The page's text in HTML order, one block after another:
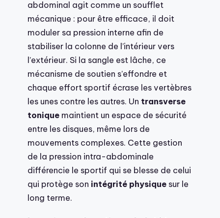
abdominal agit comme un soufflet
mécanique : pour être efficace, il doit
moduler sa pression interne afin de
stabiliser la colonne de l’intérieur vers
l’extérieur. Si la sangle est lâche, ce
mécanisme de soutien s’effondre et
chaque effort sportif écrase les vertèbres
les unes contre les autres. Un transverse
tonique maintient un espace de sécurité
entre les disques, même lors de
mouvements complexes. Cette gestion
de la pression intra-abdominale
différencie le sportif qui se blesse de celui
qui protège son intégrité physique sur le
long terme.